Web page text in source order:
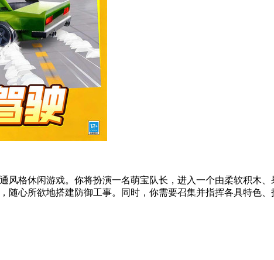
风格休闲游戏。你将扮演一名萌宝队长，进入一个由柔软积木
随心所欲地搭建防御工事。同时，你需要召集并指挥各具特色